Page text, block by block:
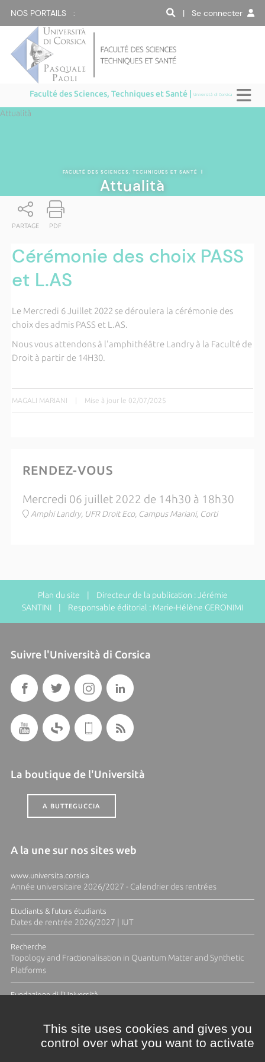
NOS PORTAILS : | Se connecter
Faculté des Sciences, Techniques et Santé |Università di Corsica
Attualità
FACULTÉ DES SCIENCES, TECHNIQUES ET SANTÉ |
Attualità
PARTAGE PDF
Cérémonie des choix PASS
et L.AS
Le Mercredi 6 Juillet 2022 se déroulera la cérémonie des
choix des admis PASS et L.AS.
Nous vous attendons à l'amphithéâtre Landry à la Faculté de
Droit à partir de 14H30.
MAGALI MARIANI | Mise à jour le 02/07/2025
RENDEZ-VOUS
Mercredi 06 juillet 2022 de 14h30 à 18h30
Amphi Landry, UFR Droit Eco, Campus Mariani, Corti
Plan du site | Directeur de la publication : Jérémie
SANTINI | Responsable éditorial : Marie-Hélène GERONIMI
Suivre l'Università di Corsica
La boutique de l'Università
A BUTTEGUCCIA
A la une sur nos sites web
www.universita.corsica
Année universitaire 2026/2027 - Calendrier des rentrées
Etudiants & futurs étudiants
Dates de rentrée 2026/2027 | IUT
Recherche
Topology and Fractionalisation in Quantum Matter and Synthetic
Platforms
Fundazione di l'Università
This site uses cookies and gives you
control over what you want to activate